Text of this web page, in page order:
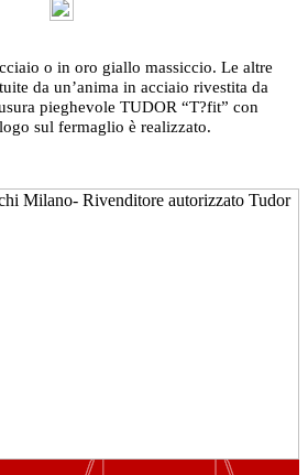
o in oro giallo massiccio. Le altre
da un’anima in acciaio rivestita da
pieghevole TUDOR “T?fit” con
sul fermaglio è realizzato.